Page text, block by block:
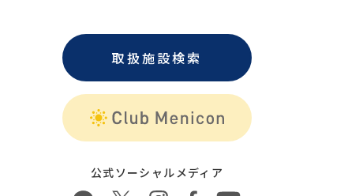
取扱施設検索
公式ソーシャルメディア